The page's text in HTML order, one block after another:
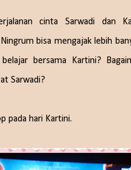
cinta Sarwadi dan
bisa mengajak lebih
bersama Kartini?
Sarwadi?
pada hari Kartini.